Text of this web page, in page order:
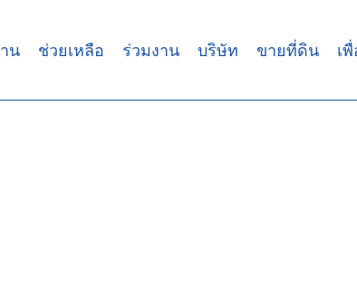
น ช่วยเหลือ ร่วมงาน บริษัท ขายที่ดิน เ